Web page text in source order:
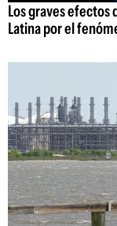
Los graves
Latina por el